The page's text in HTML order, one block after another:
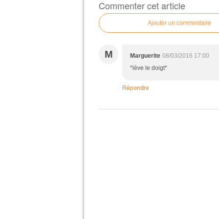
Commenter cet article
Ajouter un commentaire
M Marguerite 08/03/2016 17:00
*lève le doigt*
Répondre